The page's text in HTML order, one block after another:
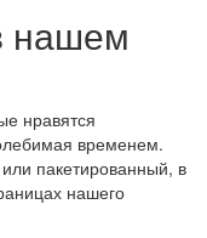
нашем
нравятся
временем.
пакетированный, в
нашего